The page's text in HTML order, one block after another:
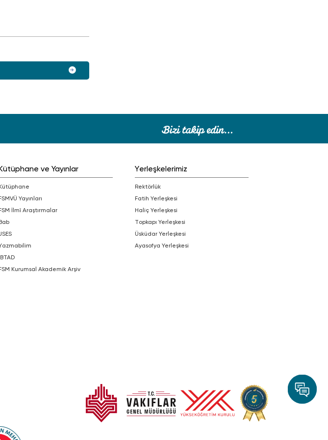
Kütüphane ve Yayınlar
Kütüphane
FSMVÜ Yayınları
FSM İlmî Araştırmalar
bab
JSES
Yazmabilim
İBTAD
FSM Kurumsal Akademik Arşiv
Yerleşkelerimiz
Rektörlük
Fatih Yerleşkesi
Haliç Yerleşkesi
Topkapı Yerleşkesi
Üsküdar Yerleşkesi
Ayasofya Yerleşkesi